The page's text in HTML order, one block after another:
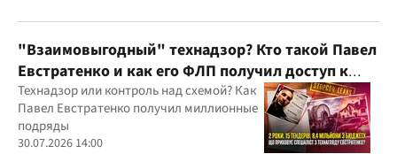
юрисдикций
"Взаимовыгодный" технадзор? Кто такой Павел
Евстратенко и как его ФЛП получил доступ к
бюджетным миллионам?
Технадзор или контроль над схемой? Как
Павел Евстратенко получил миллионные
подряды
30.07.2026 14:00